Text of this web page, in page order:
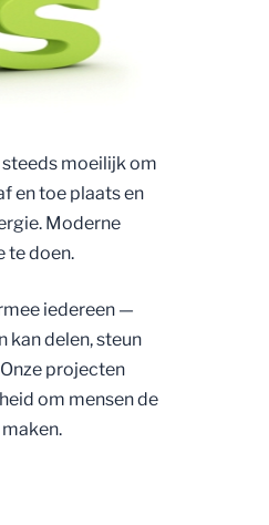
moeilijk om
en toe plaats en
Moderne
te doen.
iedereen —
kan delen, steun
projecten
om mensen de